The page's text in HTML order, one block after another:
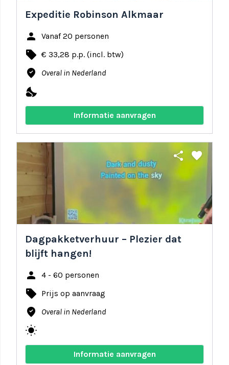
Expeditie Robinson Alkmaar
person Vanaf 20 personen
local_offer € 33,28 p.p. (incl. btw)
where_to_vote Overal in Nederland
nights_stay
Informatie aanvragen
share favorite
Dagpakketverhuur – Plezier dat
blijft hangen!
person 4 - 60 personen
local_offer Prijs op aanvraag
where_to_vote Overal in Nederland
wb_sunny
Informatie aanvragen